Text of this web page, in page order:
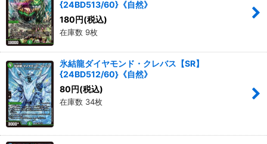
{24BD513/60}《自然》
180円(税込)
在庫数 9枚
氷結龍ダイヤモンド・クレバス【SR】
{24BD512/60}《自然》
80 円(税込)
在庫数 34枚